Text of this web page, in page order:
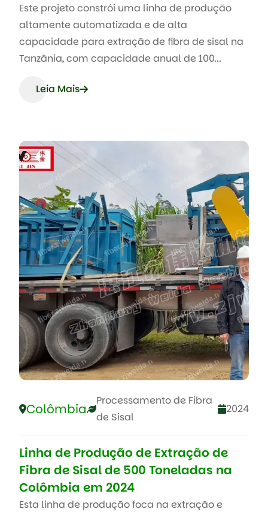
Este projeto constrói uma linha de produção
altamente automatizada e de alta
capacidade para extração de fibra de sisal na
Tanzânia, com capacidade anual de 100...
Leia Mais
Colômbia
Processamento de Fibra
de Sisal
2024
Linha de Produção de Extração de
Fibra de Sisal de 500 Toneladas na
Colômbia em 2024
Esta linha de produção foca na extração e